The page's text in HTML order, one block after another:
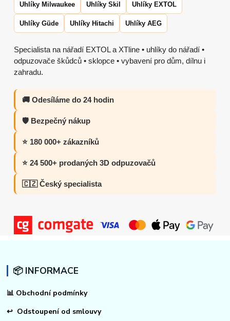
Uhlíky Milwaukee Uhlíky Skil Uhlíky EXTOL
Uhlíky Güde Uhlíky Hitachi Uhlíky AEG
Specialista na nářadí EXTOL a XTline • uhlíky do nářadí •
odpuzovače škůdců • sklopce • vybavení pro dům, dílnu i
zahradu.
🚚 Odesíláme do 24 hodin
🛡️ Bezpečný nákup
⭐ 180 000+ zákazníků
⭐ 24 500+ prodaných 3D odpuzovačů
🇨🇿 Český specialista
📦 INFORMACE
📊 Obchodní podmínky
↩ Odstoupení od smlouvy